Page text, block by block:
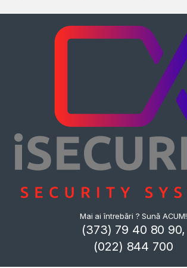
Mai ai întrebări ? Sună ACUM!
(373) 79 40 80 90,
(022) 844 700